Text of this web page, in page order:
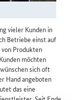
vieler Kunden in
Betriebe einst auf
Produkten
möchten
sich oft
Hand angeboten
das eine